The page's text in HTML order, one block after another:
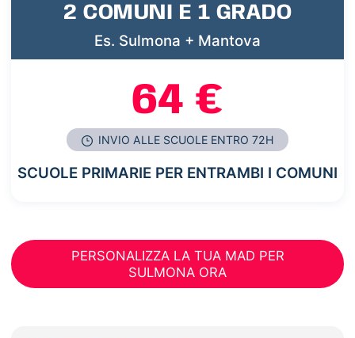
2 COMUNI E 1 GRADO
Es. Sulmona + Mantova
64 €
INVIO ALLE SCUOLE ENTRO 72H
SCUOLE PRIMARIE PER ENTRAMBI I COMUNI
PERSONALIZZA LA TUA MAD PER
SULMONA ORA